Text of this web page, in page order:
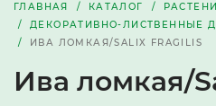
ГЛАВНАЯ КАТАЛОГ
ДЕКОРАТИВНО-ЛИСТВЕННЫЕ
ИВА ЛОМКАЯ/SALIX FRAGILIS
Ива ломкая/